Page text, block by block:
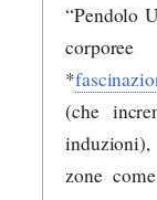
“Pendolo
*
(che
zone